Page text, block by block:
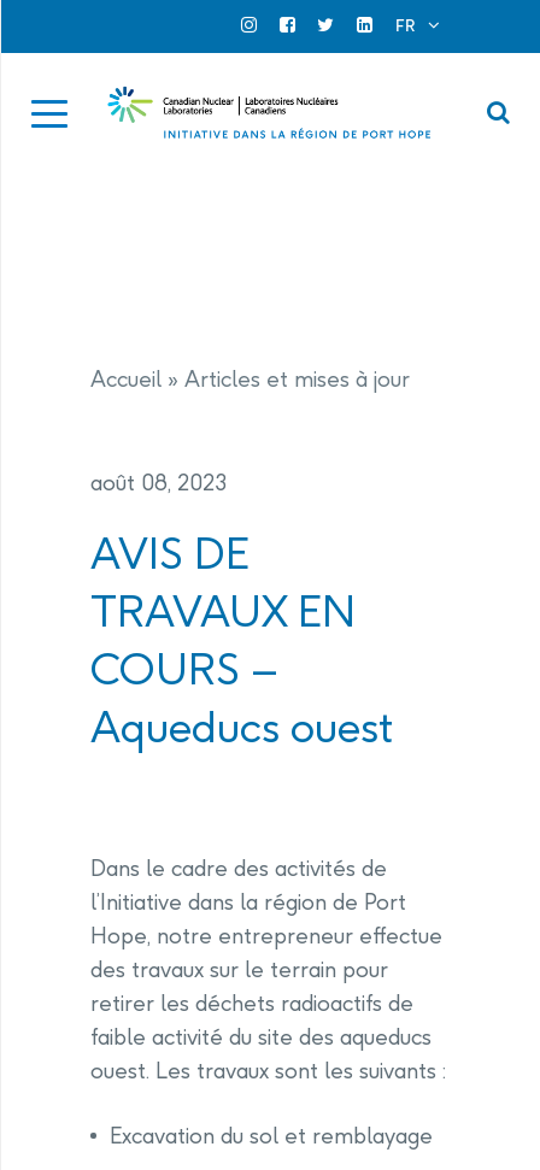
Official InstagramOfficial Facebook
Official TwitterOfficial Linkedin
FR
Accueil » Articles et mises à jour
août 08, 2023
AVIS DE
TRAVAUX EN
COURS –
Aqueducs ouest
Dans le cadre des activités de
l’Initiative dans la région de Port
Hope, notre entrepreneur effectue
des travaux sur le terrain pour
retirer les déchets radioactifs de
faible activité du site des aqueducs
ouest. Les travaux sont les suivants :
Excavation du sol et remblayage